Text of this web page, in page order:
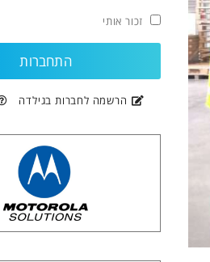
זכור אותי
הרשמה לחברות בגילדה